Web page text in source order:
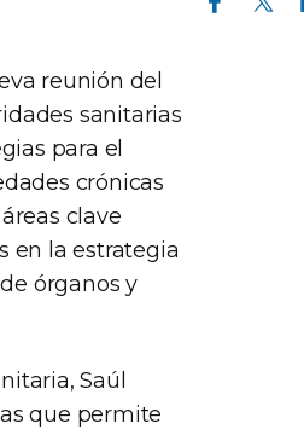
reunión del
sanitarias
para el
crónicas
clave
en la estrategia
órganos y
Saúl
que permite